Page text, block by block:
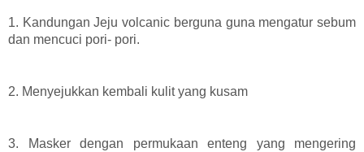
1. Kandungan Jeju volcanic berguna guna mengatur sebum
dan mencuci pori- pori.
2. Menyejukkan kembali kulit yang kusam
3. Masker dengan permukaan enteng yang mengering